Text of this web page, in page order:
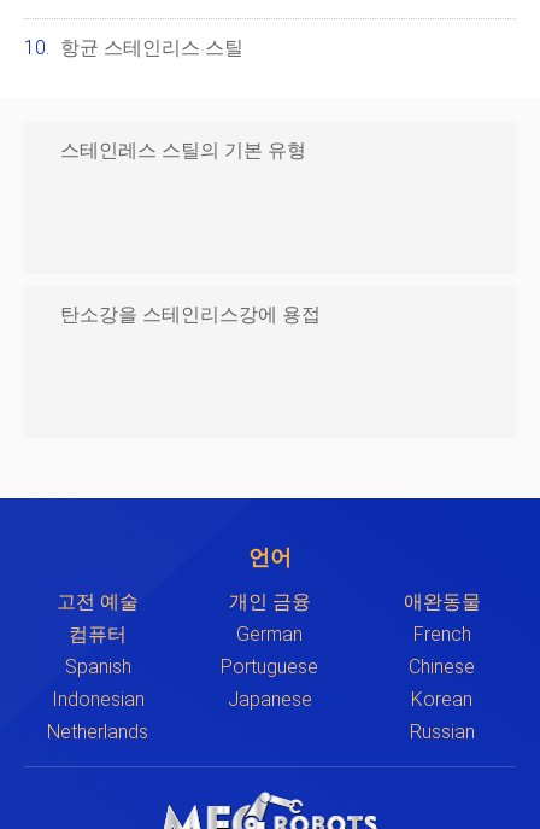
항균 스테인리스 스틸
스테인레스 스틸의 기본 유형
탄소강을 스테인리스강에 용접
언어
고전 예술 개인 금융
애완동물
컴퓨터
German
French
Spanish
Portuguese
Chinese
Indonesian
Japanese
Korean
Netherlands
Russian